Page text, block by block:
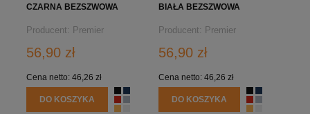
CZARNA BEZSZWOWA
Producent: Premier
56,90 zł
Cena netto: 46,26 zł
DO KOSZYKA
BIAŁA BEZSZWOWA
Producent: Premier
56,90 zł
Cena netto: 46,26 zł
DO KOSZYKA